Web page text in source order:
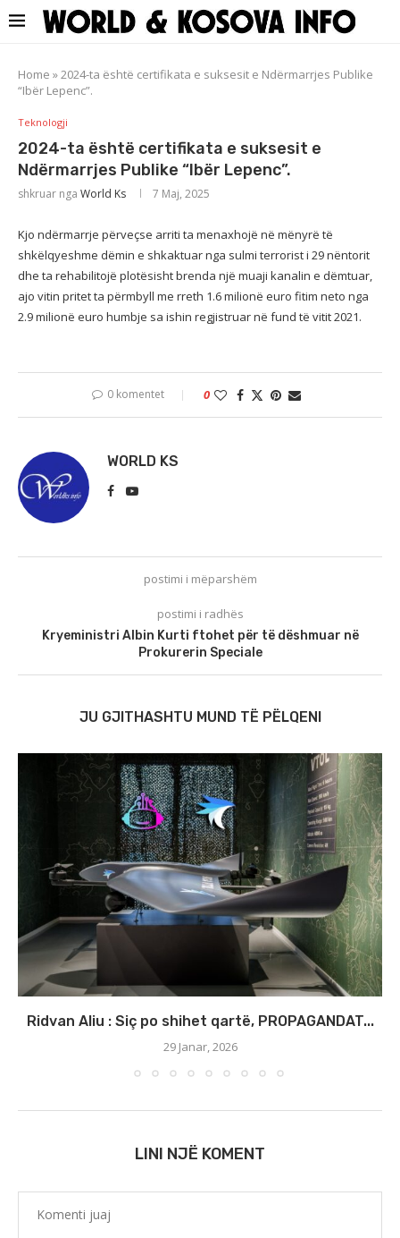
Home »2024-ta është certifikata e suksesit e Ndërmarrjes Publike
“Ibër Lepenc”.
Teknologji
2024-ta është certifikata e suksesit e
Ndërmarrjes Publike “Ibër Lepenc”.
shkruar nga World Ks 7 Maj, 2025
Kjo ndërmarrje përveçse arriti ta menaxhojë në mënyrë të
shkëlqyeshme dëmin e shkaktuar nga sulmi terrorist i 29 nëntorit
dhe ta rehabilitojë plotësisht brenda një muaji kanalin e dëmtuar,
ajo vitin pritet ta përmbyll me rreth 1.6 milionë euro fitim neto nga
2.9 milionë euro humbje sa ishin regjistruar në fund të vitit 2021.
0 komentet 0
WORLD KS
postimi i mëparshëm
postimi i radhës
Kryeministri Albin Kurti ftohet për të dëshmuar në
Prokurerin Speciale
JU GJITHASHTU MUND TË PËLQENI
Ridvan Aliu : Siç po shihet qartë, PROPAGANDAT...
29 Janar, 2026
LINI NJË KOMENT